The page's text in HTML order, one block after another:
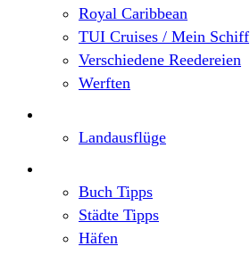
Royal Caribbean
TUI Cruises / Mein Schiff
Verschiedene Reedereien
Werften
Landausflüge
Buch Tipps
Städte Tipps
Häfen